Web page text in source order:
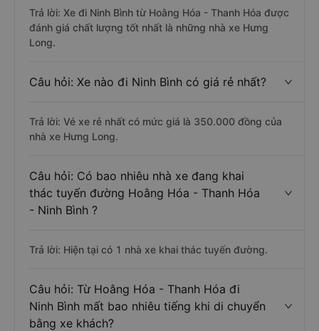
Trả lời: Xe đi Ninh Bình từ Hoằng Hóa - Thanh Hóa được
đánh giá chất lượng tốt nhất là những nhà xe Hưng
Long.
Câu hỏi: Xe nào đi Ninh Bình có giá rẻ nhất?
Trả lời: Vé xe rẻ nhất có mức giá là 350.000 đồng của
nhà xe Hưng Long.
Câu hỏi: Có bao nhiêu nhà xe đang khai
thác tuyến đường Hoằng Hóa - Thanh Hóa
- Ninh Bình ?
Trả lời: Hiện tại có 1 nhà xe khai thác tuyến đường.
Câu hỏi: Từ Hoằng Hóa - Thanh Hóa đi
Ninh Bình mất bao nhiêu tiếng khi di chuyển
bằng xe khách?